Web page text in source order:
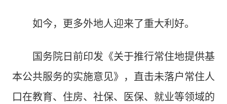
如今，更多外地人迎来了重大利好。
国务院日前印发《关于推行常住地提供基
本公共服务的实施意见》，直击未落户常住人
口在教育、住房、社保、医保、就业等领域的